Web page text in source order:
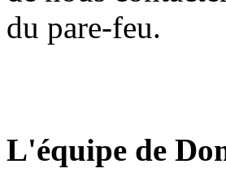
du pare-feu.
L'équipe de